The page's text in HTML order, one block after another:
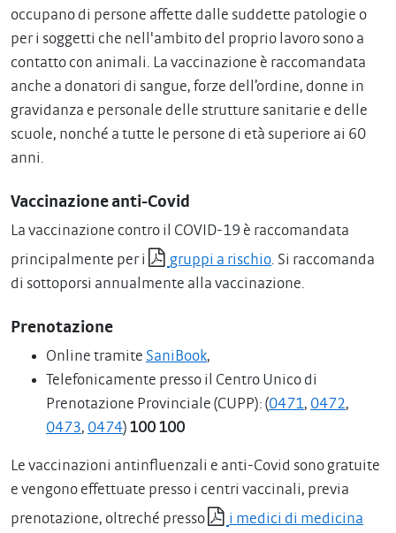
occupano di persone affette dalle suddette patologie o
per i soggetti che nell'ambito del proprio lavoro sono a
contatto con animali. La vaccinazione è raccomandata
anche a donatori di sangue, forze dell’ordine, donne in
gravidanza e personale delle strutture sanitarie e delle
scuole, nonché a tutte le persone di età superiore ai 60
anni.
Vaccinazione anti-Covid
La vaccinazione contro il COVID-19 è raccomandata
principalmente per i
gruppi a rischio. Si raccomanda
di sottoporsi annualmente alla vaccinazione.
Prenotazione
Online tramite SaniBook,
Telefonicamente presso il Centro Unico di
Prenotazione Provinciale (CUPP): (0471, 0472,
0473, 0474) 100 100
Le vaccinazioni antinfluenzali e anti-Covid sono gratuite
e vengono effettuate presso i centri vaccinali, previa
prenotazione, oltreché presso
i medici di medicina